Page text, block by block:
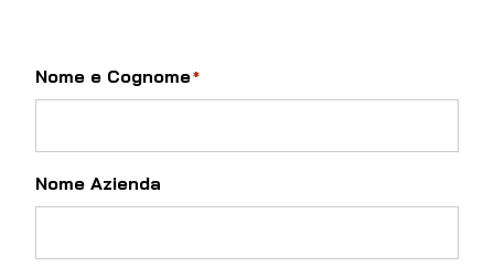
Nome e Cognome*
Nome Azienda